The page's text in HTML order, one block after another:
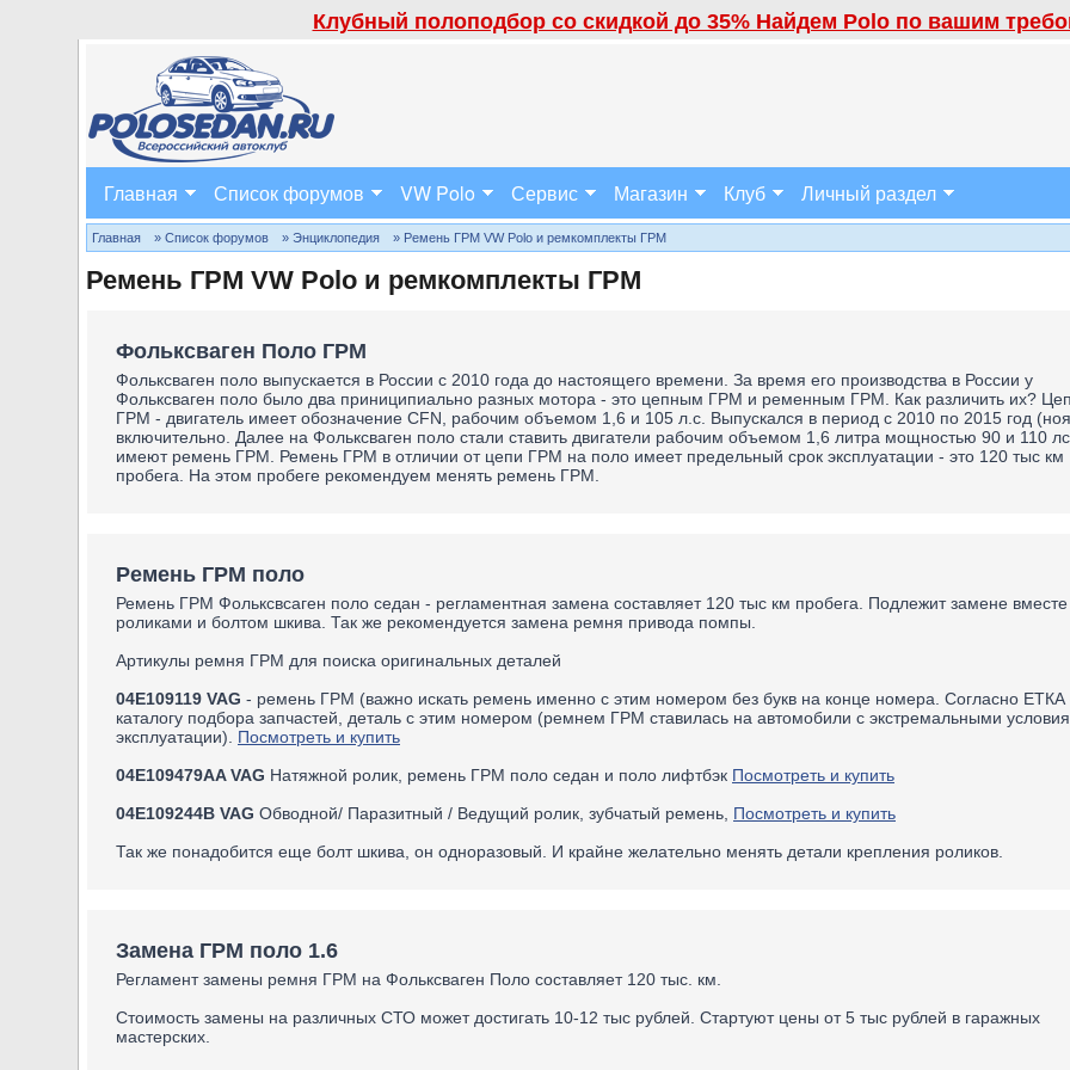
Клубный полоподбор со скидкой до 35% Найдем Polo по вашим
Главная Список форумов VW Polo Сервис Магазин Клуб Личный раздел
Главная » Список форумов » Энциклопедия » Ремень ГРМ VW Polo и ремкомплекты ГРМ
Ремень ГРМ VW Polo и ремкомплекты ГРМ
Фольксваген Поло ГРМ
Фольксваген поло выпускается в России с 2010 года до настоящего времени. За время его производства в России у
Фольксваген поло было два приниципиально разных мотора - это цепным ГРМ и ременным ГРМ. Как различить их?
ГРМ - двигатель имеет обозначение CFN, рабочим объемом 1,6 и 105 л.с. Выпускался в период с 2010 по 2015 год
включительно. Далее на Фольксваген поло стали ставить двигатели рабочим объемом 1,6 литра мощностью 90 и 110
имеют ремень ГРМ. Ремень ГРМ в отличии от цепи ГРМ на поло имеет предельный срок эксплуатации - это 120 тыс км
пробега. На этом пробеге рекомендуем менять ремень ГРМ.
Ремень ГРМ поло
Ремень ГРМ Фольксвсаген поло седан - регламентная замена составляет 120 тыс км пробега. Подлежит замене вместе
роликами и болтом шкива. Так же рекомендуется замена ремня привода помпы.
Артикулы ремня ГРМ для поиска оригинальных деталей
04E109119 VAG - ремень ГРМ (важно искать ремень именно с этим номером без букв на конце номера. Согласно ЕТКА
каталогу подбора запчастей, деталь с этим номером (ремнем ГРМ ставилась на автомобили с экстремальными
эксплуатации). Посмотреть и купить
04E109479AA VAG Натяжной ролик, ремень ГРМ поло седан и поло лифтбэк Посмотреть и купить
04E109244B VAG Обводной/ Паразитный / Ведущий ролик, зубчатый ремень, Посмотреть и купить
Так же понадобится еще болт шкива, он одноразовый. И крайне желательно менять детали крепления роликов.
Замена ГРМ поло 1.6
Регламент замены ремня ГРМ на Фольксваген Поло составляет 120 тыс. км.
Стоимость замены на различных СТО может достигать 10-12 тыс рублей. Стартуют цены от 5 тыс рублей в гаражных
мастерских.